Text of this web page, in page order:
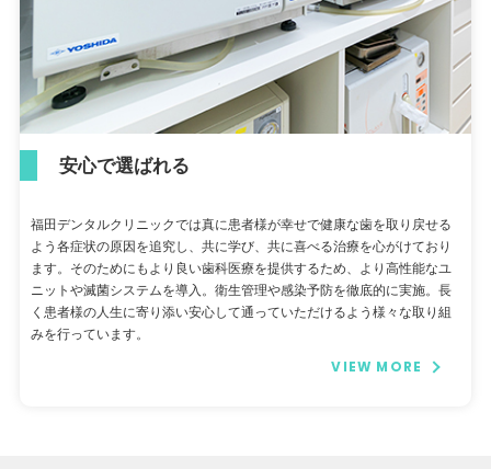
安心で選ばれる
福田デンタルクリニックでは真に患者様が幸せで健康な歯を取り戻せる
よう各症状の原因を追究し、共に学び、共に喜べる治療を心がけており
ます。そのためにもより良い歯科医療を提供するため、より高性能なユ
ニットや滅菌システムを導入。衛生管理や感染予防を徹底的に実施。長
く患者様の人生に寄り添い安心して通っていただけるよう様々な取り組
みを行っています。
VIEW MORE